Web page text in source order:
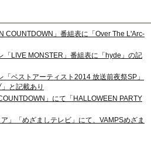
COUNTDOWN」番組表に「Over The L'Arc-
「LIVE MONSTER」番組表に「hyde」の記
ベストアーティスト2014 放送前夜祭SP」
と記載あり
」にて「HALLOWEEN PARTY
」「めざましテレビ」にて、VAMPSめざま